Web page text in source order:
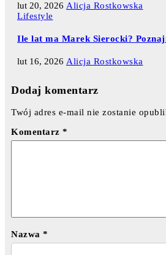
lut 20, 2026 Alicja Rostkowska
Lifestyle
Ile lat ma Marek Sierocki?
lut 16, 2026 Alicja Rostkowska
Dodaj komentarz
Twój adres e-mail nie zostanie
Komentarz *
Nazwa *